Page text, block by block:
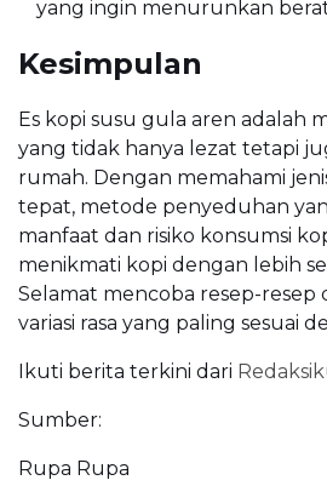
yang ingin menurunkan
Kesimpulan
Es kopi susu gula aren adalah
yang tidak hanya lezat tetapi
rumah. Dengan memahami
tepat, metode penyeduhan
manfaat dan risiko konsumsi
menikmati kopi dengan lebih
Selamat mencoba resep-resep
variasi rasa yang paling sesuai
Ikuti berita terkini dari
Sumber:
Rupa Rupa